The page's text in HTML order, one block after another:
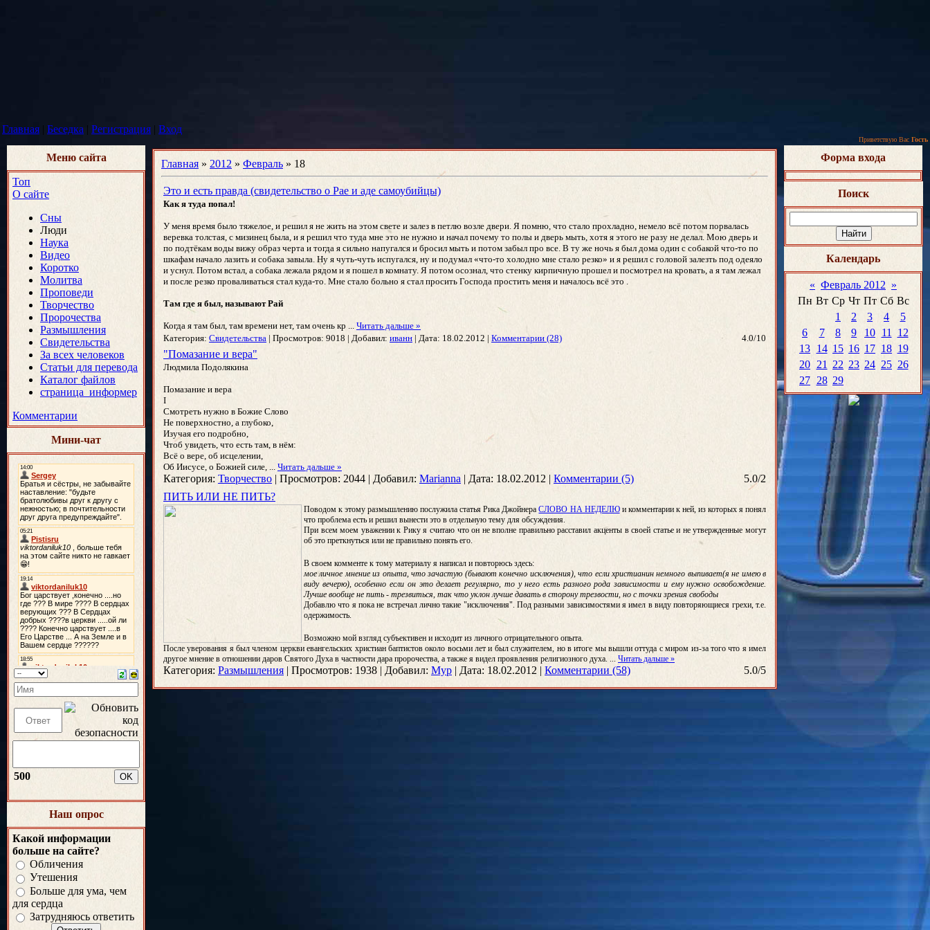
Главная | Беседка | Регистрация | Вход
Приветствую Вас Гость
Меню сайта
Топ
О сайте
Сны
Люди
Наука
Видео
Коротко
Молитва
Проповеди
Творчество
Пророчества
Размышления
Свидетельства
За всех человеков
Статьи для перевода
Каталог файлов
страница_информер
Комментарии
Мини-чат
500
Наш опрос
Какой информации
больше на сайте?
Обличения
Утешения
Больше для ума, чем
для сердца
Затрудняюсь ответить
Главная » 2012 » Февраль » 18
Это и есть правда (свидетельство о Рае и аде самоубийцы)
Как я туда попал!
У меня время было тяжелое, и решил я не жить на этом свете и залез в петлю возле двери. Я помню, что стало прохладно, немело всё потом порвалась
веревка толстая, с мизинец была, и я решил что туда мне это не нужно и начал почему то полы и дверь мыть, хотя я этого не разу не делал. Мою дверь и
по подтёкам воды вижу образ черта и тогда я сильно напугался и бросил мыть и потом забыл про все. В ту же ночь я был дома один с собакой что-то по
шкафам начало лазить и собака завыла. Ну я чуть-чуть испугался, ну и подумал «что-то холодно мне стало резко» и я решил с головой залезть под одеяло
и уснул. Потом встал, а собака лежала рядом и я пошел в комнату. Я потом осознал, что стенку кирпичную прошел и посмотрел на кровать, а я там лежал
и после резко проваливаться стал куда-то. Мне стало больно я стал просить Господа простить меня и началось всё это .
Там где я был, называют Рай
Когда я там был, там времени нет, там очень кр ... Читать дальше »
4.0/10
Категория: Свидетельства | Просмотров: 9018 | Добавил: иванн | Дата: 18.02.2012 | Комментарии (28)
"Помазание и вера"
Людмила Подолякина
Помазание и вера
I
Смотреть нужно в Божие Слово
Не поверхностно, а глубоко,
Изучая его подробно,
Чтоб увидеть, что есть там, в нём:
Всё о вере, об исцелении,
Об Иисусе, о Божией силе, ... Читать дальше »
5.0/2
Категория: Творчество | Просмотров: 2044 | Добавил: Marianna | Дата: 18.02.2012 | Комментарии (5)
ПИТЬ ИЛИ НЕ ПИТЬ?
Поводом к этому размышлению послужила статья Рика ДжойнераСЛОВО НА НЕДЕЛЮи комментарии к ней, из которых я понял
что проблема есть и решил вынести это в отдельную тему для обсуждения.
При всем моем уважении к Рику я считаю что он не вполне правильно расставил акценты в своей статье и не утвержденные могут
об это преткнуться или не правильно понять его.
В своем комменте к тому материалу я написал и повторюсь здесь:
мое личное мнение из опыта, что зачастую (бывают конечно исключения), что если христианин немного выпивает(я не имею в
виду вечерю), особенно если он это делает регулярно, то у него есть разного рода зависимости и ему нужно освобождение.
Лучше вообще не пить - трезвиться, так что уклон лучше давать в сторону трезвости, но с точки зрения свободы
Добавлю что я пока не встречал лично такие "исключения". Под разными зависимостями я имел в виду повторяющиеся грехи, т.е.
одержимость.
Возможно мой взгляд субъективен и исходит из личного отрицательного опыта.
После уверования я был членом церкви евангельских христиан баптистов около восьми лет и был служителем, но в итоге мы вышли оттуда с миром из-за того что я имел
другое мнение в отношении даров Святого Духа в частности дара пророчества, а также я видел проявления религиозного духа. ... Читать дальше »
5.0/5
Категория: Размышления | Просмотров: 1938 | Добавил: Мур | Дата: 18.02.2012 | Комментарии (58)
Форма входа
Поиск
Календарь
« Февраль 2012 »
Пн Вт Ср Чт Пт Сб Вс
1
2 3 4
5
6
7 8 9 10 11
12
13 14 15 16 17 18 19
20 21 22 23 24 25 26
27 28 29